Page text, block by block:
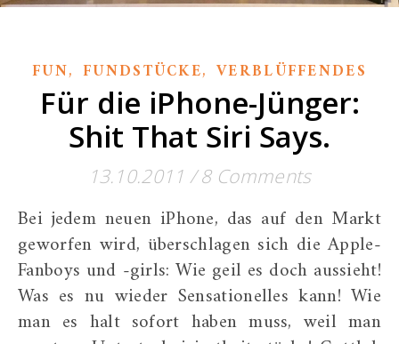
FUN, FUNDSTÜCKE, VERBLÜFFENDES
Für die iPhone-Jünger:
Shit That Siri Says.
13.10.2011 / 8 Comments
Bei jedem neuen iPhone, das auf den Markt
geworfen wird, überschlagen sich die Apple-
Fanboys und -girls: Wie geil es doch aussieht!
Was es nu wieder Sensationelles kann! Wie
man es halt sofort haben muss, weil man